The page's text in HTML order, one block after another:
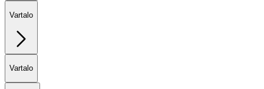
Vartalo
Vartalo